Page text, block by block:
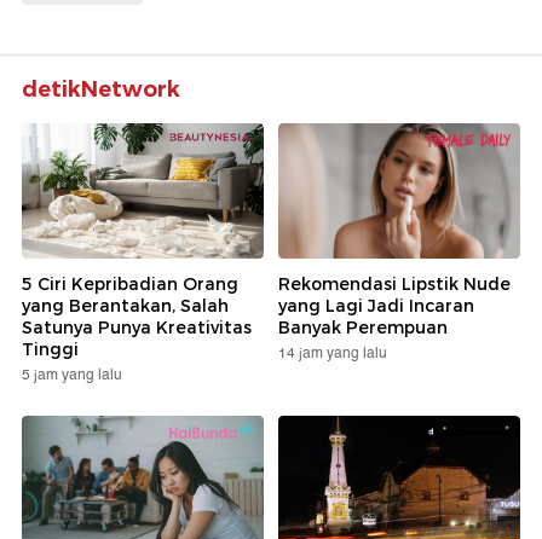
detikNetwork
5 Ciri Kepribadian Orang
yang Berantakan, Salah
Satunya Punya Kreativitas
Tinggi
5 jam yang lalu
Rekomendasi Lipstik Nude
yang Lagi Jadi Incaran
Banyak Perempuan
14 jam yang lalu